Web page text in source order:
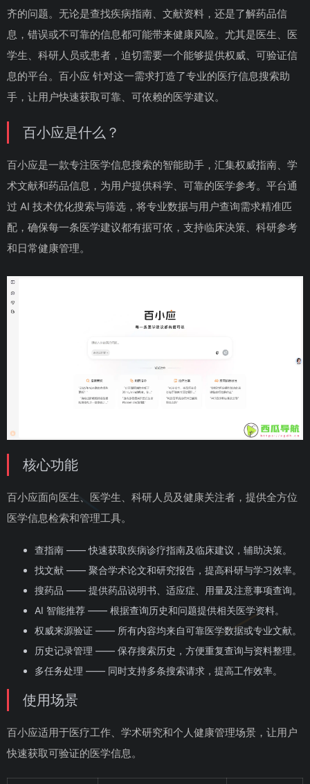
齐的问题。无论是查找疾病指南、文献资料，还是了解药品信
息，错误或不可靠的信息都可能带来健康风险。尤其是医生、医
学生、科研人员或患者，迫切需要一个能够提供权威、可验证信
息的平台。百小应 针对这一需求打造了专业的医疗信息搜索助
手，让用户快速获取可靠、可依赖的医学建议。
百小应是什么？
百小应是一款专注医学信息搜索的智能助手，汇集权威指南、学
术文献和药品信息，为用户提供科学、可靠的医学参考。平台通
过 AI 技术优化搜索与筛选，将专业数据与用户查询需求精准匹
配，确保每一条医学建议都有据可依，支持临床决策、科研参考
和日常健康管理。
核心功能
百小应面向医生、医学生、科研人员及健康关注者，提供全方位
医学信息检索和管理工具。
查指南 —— 快速获取疾病诊疗指南及临床建议，辅助决策。
找文献 —— 聚合学术论文和研究报告，提高科研与学习效率。
搜药品 —— 提供药品说明书、适应症、用量及注意事项查询。
AI 智能推荐 —— 根据查询历史和问题提供相关医学资料。
权威来源验证 —— 所有内容均来自可靠医学数据或专业文献。
历史记录管理 —— 保存搜索历史，方便重复查询与资料整理。
多任务处理 —— 同时支持多条搜索请求，提高工作效率。
使用场景
百小应适用于医疗工作、学术研究和个人健康管理场景，让用户
快速获取可验证的医学信息。